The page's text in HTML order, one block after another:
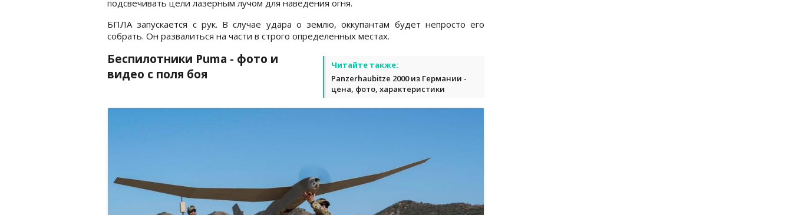
подсвечивать цели лазерным лучом для наведения огня.
БПЛА запускается с рук. В случае удара о землю, оккупантам будет непросто его
собрать. Он развалиться на части в строго определенных местах.
Читайте также:
Panzerhaubitze 2000 из Германии -
цена, фото, характеристики
Беспилотники Puma - фото и
видео с поля боя